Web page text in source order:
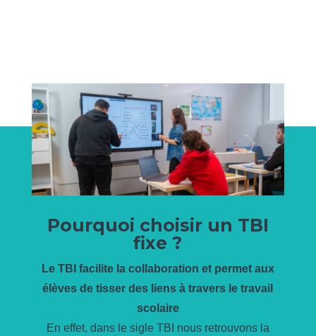
Pourquoi choisir un TBI
fixe ?
Le TBI facilite la collaboration et permet aux
élèves de tisser des liens à travers le travail
scolaire
En effet, dans le sigle TBI nous retrouvons la